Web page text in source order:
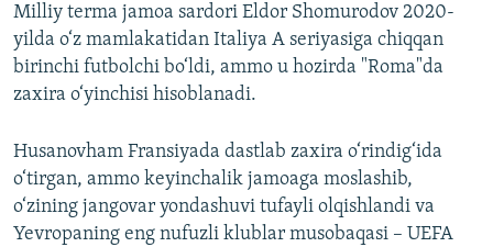
Milliy terma jamoa sardori Eldor Shomurodov 2020-
yilda o‘z mamlakatidan Italiya A seriyasiga chiqqan
birinchi futbolchi bo‘ldi, ammo u hozirda "Roma"da
zaxira o‘yinchisi hisoblanadi.
Husanovham Fransiyada dastlab zaxira o‘rindig‘ida
o‘tirgan, ammo keyinchalik jamoaga moslashib,
o‘zining jangovar yondashuvi tufayli olqishlandi va
Yevropaning eng nufuzli klublar musobaqasi – UEFA